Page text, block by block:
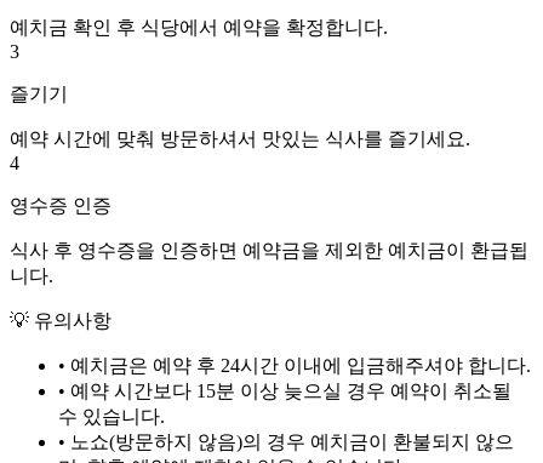
예치금 확인 후 식당에서 예약을 확정합니다.
3
즐기기
예약 시간에 맞춰 방문하셔서 맛있는 식사를 즐기세요.
4
영수증 인증
식사 후 영수증을 인증하면 예약금을 제외한 예치금이 환급됩
니다.
💡 유의사항
• 예치금은 예약 후 24시간 이내에 입금해주셔야 합니다.
• 예약 시간보다 15분 이상 늦으실 경우 예약이 취소될
수 있습니다.
• 노쇼(방문하지 않음)의 경우 예치금이 환불되지 않으